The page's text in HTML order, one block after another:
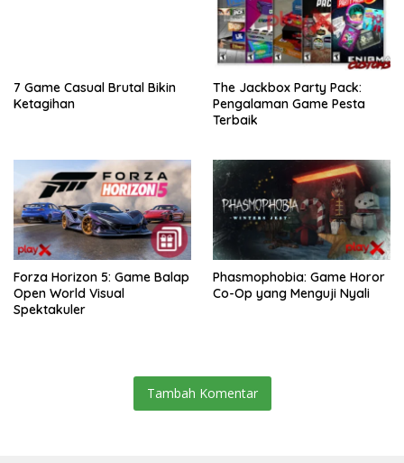
7 Game Casual Brutal Bikin
Ketagihan
The Jackbox Party Pack:
Pengalaman Game Pesta
Terbaik
Forza Horizon 5: Game Balap
Open World Visual
Spektakuler
Phasmophobia: Game Horor
Co-Op yang Menguji Nyali
Tambah Komentar